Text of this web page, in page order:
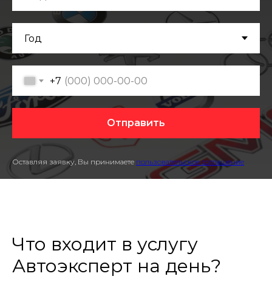
+7
Отправить
Оставляя заявку, Вы принимаете пользовательское соглашение
Что входит в услугу
Автоэксперт на день?